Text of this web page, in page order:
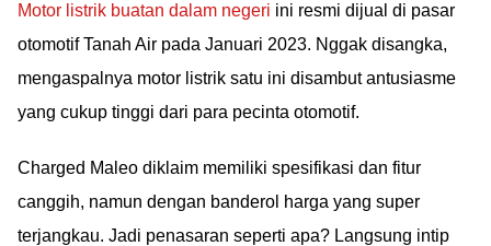
Motor listrik buatan dalam negeri ini resmi dijual di pasar
otomotif Tanah Air pada Januari 2023. Nggak disangka,
mengaspalnya motor listrik satu ini disambut antusiasme
yang cukup tinggi dari para pecinta otomotif.
Charged Maleo diklaim memiliki spesifikasi dan fitur
canggih, namun dengan banderol harga yang super
terjangkau. Jadi penasaran seperti apa? Langsung intip